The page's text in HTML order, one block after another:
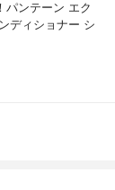
パンテーン エク
ディショナー シ